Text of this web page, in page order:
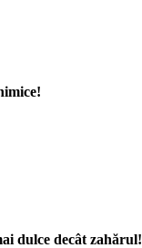
dulce decât zahărul!